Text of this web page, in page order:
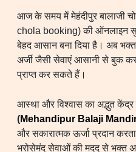
आज के समय में मेहंदीपुर बालाजी
chola booking) की ऑनलाइन
बेहद आसान बना दिया है। अब
अर्जी जैसी सेवाएं आसानी से बुक
प्राप्त कर सकते हैं।
आस्था और विश्वास का अद्भुत केंद्र
(Mehandipur Balaji
और सकारात्मक ऊर्जा प्रदान
भरोसेमंद सेवाओं की मदद से भक्त